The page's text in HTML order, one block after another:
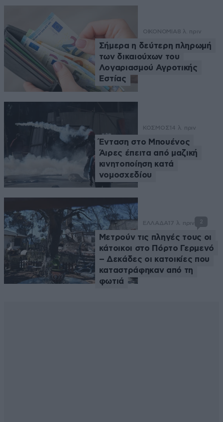
ΟΙΚΟΝΟΜΙΑ8 λ. πριν
Σήμερα η δεύτερη πληρωμή
των δικαιούχων του
Λογαριασμού Αγροτικής
Εστίας
ΚΟΣΜΟΣ 14 λ. πριν
Ένταση στο Μπουένος
Άιρες έπειτα από μαζική
κινητοποίηση κατά
νομοσχεδίου
ΕΛΛΑΔΑ 17 λ. πριν 2
Μετρούν τις πληγές τους οι
κάτοικοι στο Πόρτο Γερμενό
– Δεκάδες οι κατοικίες που
καταστράφηκαν από τη
φωτιά